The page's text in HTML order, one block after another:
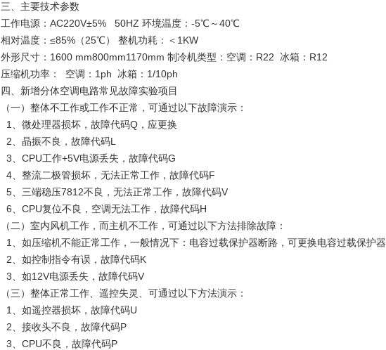
三、 主要技术参数
工作电源：AC220V±5% 50HZ 环境温度：-5℃～40℃
相对温度：≤85%（25℃） 整机功耗：＜1KW
外形尺寸：1600 mm800mm1170mm 制冷机类型：空调：R22 冰箱：R12
压缩机功率： 空调：1ph 冰箱：1/10ph
四、新增分体空调电路常见故障实验项目
（一）整体不工作或工作不正常，可通过以下故障演示：
1、微处理器损坏，故障代码Q，应更换
2、晶振不良，故障代码L
3、CPU工作+5V电源丢失，故障代码G
4、整流二极管损坏，无法正常工作，故障代码F
5、三端稳压7812不良，无法正常工作，故障代码V
6、CPU复位不良，空调无法工作，故障代码H
（二）室内风机工作，而主机不工作，可通过以下方法排除故障：
1、如压缩机不能正常工作，一般情况下：电容过载保护器断路，可更换电容过载保护器
2、如控制指令有误，故障代码K
3、如12V电源丢失，故障代码V
（三）整体正常工作、遥控失灵、可通过以下方法演示：
1、如遥控器损坏，故障代码U
2、接收头不良，故障代码P
3、CPU不良，故障代码P